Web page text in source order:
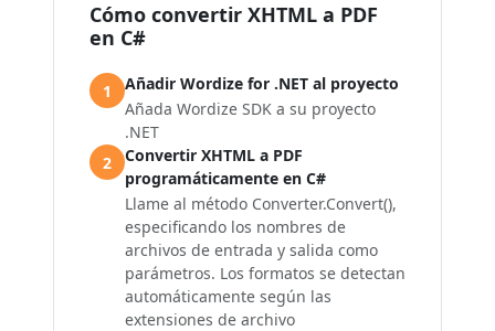
Cómo convertir XHTML a PDF
en C#
1
Añadir Wordize for .NET al proyecto
Añada Wordize SDK a su proyecto
.NET
2
Convertir XHTML a PDF
programáticamente en C#
Llame al método Converter.Convert(),
especificando los nombres de
archivos de entrada y salida como
parámetros. Los formatos se detectan
automáticamente según las
extensiones de archivo